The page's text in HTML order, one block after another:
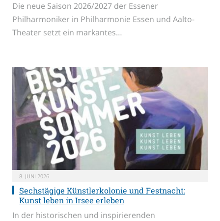
Die neue Saison 2026/2027 der Essener
Philharmoniker in Philharmonie Essen und Aalto-
Theater setzt ein markantes…
8. JUNI 2026
Sechstägige Künstlerkolonie und Festnacht:
Kunst leben in Irsee erleben
In der historischen und inspirierenden